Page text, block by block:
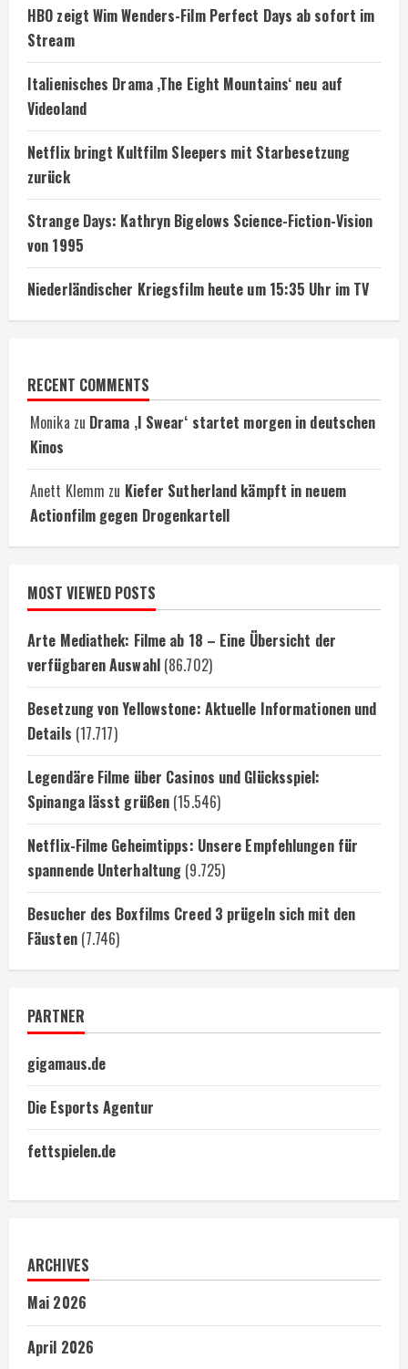
HBO zeigt Wim Wenders-Film Perfect Days ab sofort im
Stream
Italienisches Drama ‚The Eight Mountains‘ neu auf
Videoland
Netflix bringt Kultfilm Sleepers mit Starbesetzung
zurück
Strange Days: Kathryn Bigelows Science-Fiction-Vision
von 1995
Niederländischer Kriegsfilm heute um 15:35 Uhr im TV
RECENT COMMENTS
Monika zu Drama ‚I Swear‘ startet morgen in deutschen
Kinos
Anett Klemm zu Kiefer Sutherland kämpft in neuem
Actionfilm gegen Drogenkartell
MOST VIEWED POSTS
Arte Mediathek: Filme ab 18 – Eine Übersicht der
verfügbaren Auswahl (86.702)
Besetzung von Yellowstone: Aktuelle Informationen und
Details (17.717)
Legendäre Filme über Casinos und Glücksspiel:
Spinanga lässt grüßen (15.546)
Netflix-Filme Geheimtipps: Unsere Empfehlungen für
spannende Unterhaltung (9.725)
Besucher des Boxfilms Creed 3 prügeln sich mit den
Fäusten (7.746)
PARTNER
gigamaus.de
Die Esports Agentur
fettspielen.de
ARCHIVES
Mai 2026
April 2026